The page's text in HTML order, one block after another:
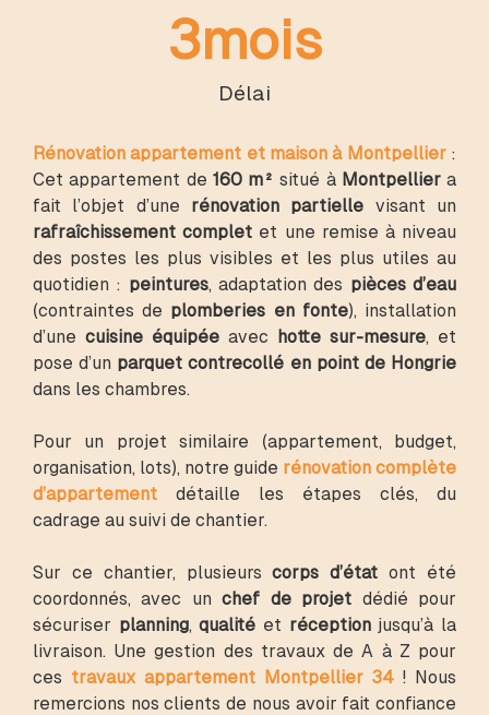
Délai
3mois
Rénovation appartement et maison à Montpellier:
Cet appartement de 160 m² situé à Montpelliera
fait l’objet d’une rénovation partielle visant un
rafraîchissement complet et une remise à niveau
des postes les plus visibles et les plus utiles au
quotidien : peintures, adaptation des pièces d’eau
(contraintes de plomberies en fonte), installation
d’une cuisine équipée avec hotte sur-mesure, et
pose d’un parquet contrecollé en point de Hongrie
dans les chambres.
Pour un projet similaire (appartement, budget,
organisation, lots), notre guide rénovation complète
d’appartement détaille les étapes clés, du
cadrage au suivi de chantier.
Sur ce chantier, plusieurscorps d’état ont été
coordonnés, avec unchef de projet dédié pour
sécuriser planning,qualité et réceptionjusqu’à la
livraison. Une gestion des travaux de A à Z pour
ces travaux appartement Montpellier 34 ! Nous
remercions nos clients de nous avoir fait confiance